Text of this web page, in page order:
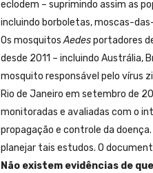
eclodem – suprimindo assim as
incluindo borboletas, moscas-
Os mosquitosAedesportadores
desde 2011 – incluindo Austrália,
mosquito responsável pelo vírus
Rio de Janeiro em setembro de
monitoradas e avaliadas com o
propagação e controle da
planejar tais estudos. O
Não existem evidências de